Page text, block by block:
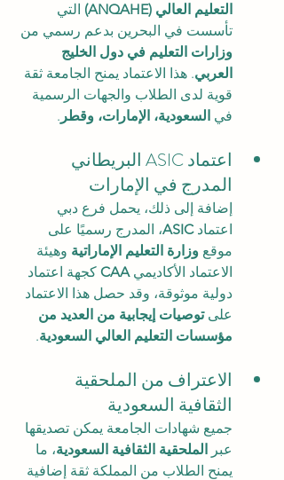
التعليم العالي (ANQAHE)
التي
تأسست في البحرين بدعم رسمي من
وزارات التعليم في دول الخليج
العربي. هذا الاعتماد يمنح الجامعة ثقة
قوية لدى الطلاب والجهات الرسمية
في السعودية، الإمارات، وقطر .
اعتماد ASIC البريطاني
المدرج في الإمارات
إضافة إلى ذلك، يحمل فرع دبي
اعتماد ASIC، المدرج رسميًا على
موقع وزارة التعليم الإماراتية وهيئة
الاعتماد الأكاديمي CAA كجهة اعتماد
دولية موثوقة، وقد حصل هذا الاعتماد
على توصيات إيجابية من العديد من
مؤسسات التعليم العالي السعودية.
الاعتراف من الملحقية
الثقافية السعودية
جميع شهادات الجامعة يمكن تصديقها
عبر الملحقية الثقافية السعودية، ما
يمنح الطلاب من المملكة ثقة إضافية